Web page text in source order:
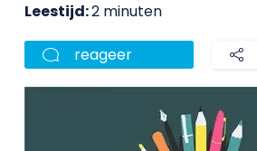
Leestijd:2 minuten
reageer